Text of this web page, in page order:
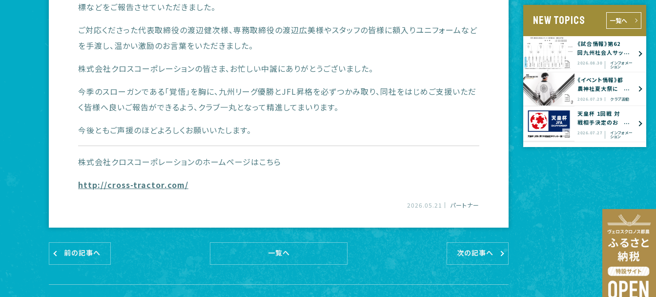
標などをご報告させていただきました。
ご対応くださった代表取締役の渡辺健次様、専務取締役の渡辺広美様やスタッフの皆様に額入りユニフォームなど
を手渡し、温かい激励のお言葉をいただきました。
株式会社クロスコーポレーションの皆さま、お忙しい中誠にありがとうございました。
今季のスローガンである「覚悟」を胸に、九州リーグ優勝とJFL昇格を必ずつかみ取り、同社をはじめご支援いただ
く皆様へ良いご報告ができるよう、クラブ一丸となって精進してまいります。
今後ともご声援のほどよろしくお願いいたします。
株式会社クロスコーポレーションのホームページはこちら
http://cross-tractor.com/
2026.05.21 パートナー
前の記事へ 一覧へ 次の記事へ
NEW TOPICS 一覧へ
《試合情報》第62
回九州社会人サッ
カー選手権大会
全国大会予選
2026.08.30 インフォメー
ション
《イベント情報》都
農神社夏大祭に
てヴェロスクロノ
ズショップ出店の
お知らせ
2026.07.29 クラブ活動
天皇杯 1回戦 対
戦相手決定のお
知らせ
2026.07.27 インフォメー
ション